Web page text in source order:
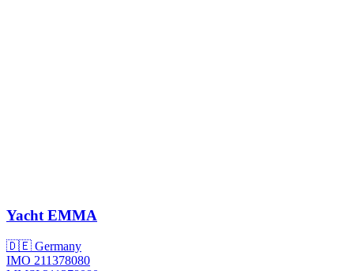
Yacht EMMA
🇩🇪 Germany
IMO 211378080